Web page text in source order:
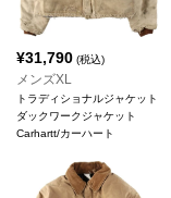
¥31,790 (税込)
メンズXL
トラディショナルジャケット
ダックワークジャケット
Carhartt/カーハート